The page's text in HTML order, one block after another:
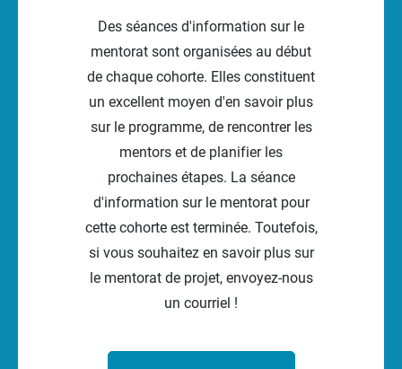
Des séances d'information sur le
mentorat sont organisées au début
de chaque cohorte. Elles constituent
un excellent moyen d'en savoir plus
sur le programme, de rencontrer les
mentors et de planifier les
prochaines étapes. La séance
d'information sur le mentorat pour
cette cohorte est terminée. Toutefois,
si vous souhaitez en savoir plus sur
le mentorat de projet, envoyez-nous
un courriel !